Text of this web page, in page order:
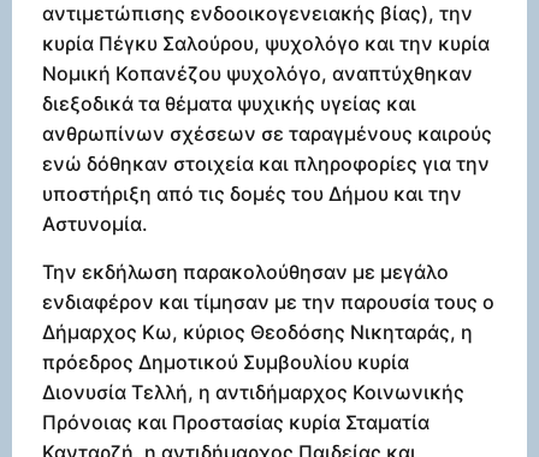
αντιμετώπισης ενδοοικογενειακής βίας), την
κυρία Πέγκυ Σαλούρου, ψυχολόγο και την κυρία
Νομική Κοπανέζου ψυχολόγο, αναπτύχθηκαν
διεξοδικά τα θέματα ψυχικής υγείας και
ανθρωπίνων σχέσεων σε ταραγμένους καιρούς
ενώ δόθηκαν στοιχεία και πληροφορίες για την
υποστήριξη από τις δομές του Δήμου και την
Αστυνομία.
Την εκδήλωση παρακολούθησαν με μεγάλο
ενδιαφέρον και τίμησαν με την παρουσία τους ο
Δήμαρχος Κω, κύριος Θεοδόσης Νικηταράς, η
πρόεδρος Δημοτικού Συμβουλίου κυρία
Διονυσία Τελλή, η αντιδήμαρχος Κοινωνικής
Πρόνοιας και Προστασίας κυρία Σταματία
Κανταρζή, η αντιδήμαρχος Παιδείας και